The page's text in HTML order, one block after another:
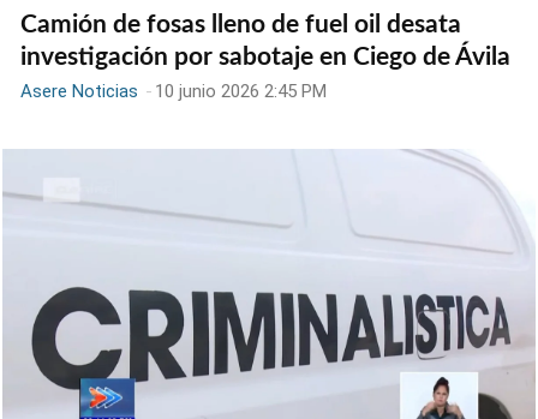
Camión de fosas lleno de fuel oil desata
investigación por sabotaje en Ciego de Ávila
Asere Noticias - 10 junio 2026 2:45 PM